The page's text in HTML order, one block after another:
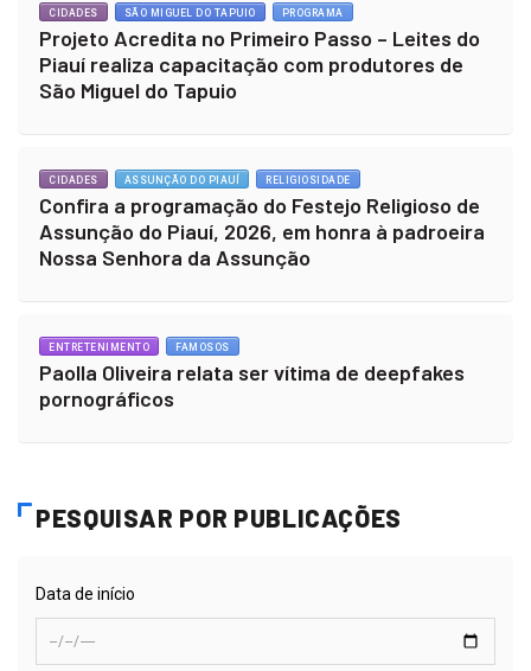
CIDADES SÃO MIGUEL DO TAPUIO PROGRAMA
Projeto Acredita no Primeiro Passo – Leites do
Piauí realiza capacitação com produtores de
São Miguel do Tapuio
CIDADES ASSUNÇÃO DO PIAUÍ RELIGIOSIDADE
Confira a programação do Festejo Religioso de
Assunção do Piauí, 2026, em honra à padroeira
Nossa Senhora da Assunção
ENTRETENIMENTO FAMOSOS
Paolla Oliveira relata ser vítima de deepfakes
pornográficos
PESQUISAR POR PUBLICAÇÕES
Data de início